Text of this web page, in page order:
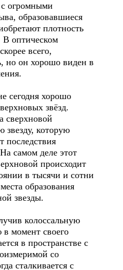
с огромными
образовавшиеся
плотность
В оптическом
всего,
но он хорошо виден в
сегодня хорошо
звёзд.
сверхновой
звезду, которую
последствия
самом деле этот
происходит
в тысячи и сотни
образования
звезды.
колоссальную
момент своего
в пространстве с
со
сталкивается с